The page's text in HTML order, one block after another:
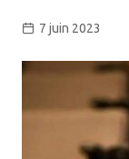
7 juin 2023